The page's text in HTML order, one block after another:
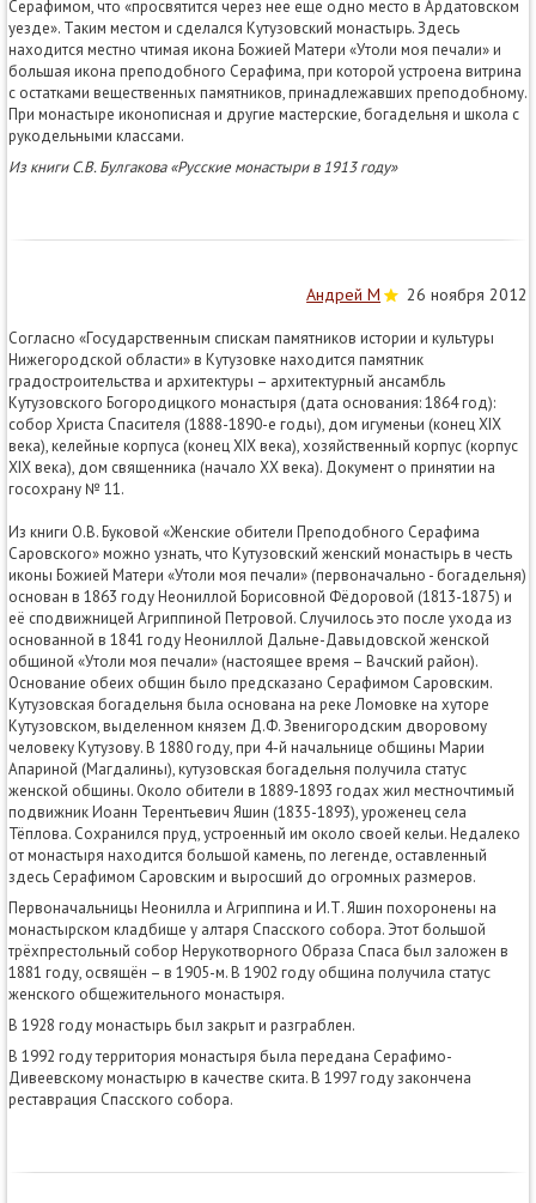
Серафимом, что «просвятится через нее еще одно место в Ардатовском
уезде». Таким местом и сделался Кутузовский монастырь. Здесь
находится местно чтимая икона Божией Матери «Утоли моя печали» и
большая икона преподобного Серафима, при которой устроена витрина
с остатками вещественных памятников, принадлежавших преподобному.
При монастыре иконописная и другие мастерские, богадельня и школа с
рукодельными классами.
Из книги С.В. Булгакова «Русские монастыри в 1913 году»
Андрей М 26 ноября 2012
Согласно «Государственным спискам памятников истории и культуры
Нижегородской области» в Кутузовке находится памятник
градостроительства и архитектуры – архитектурный ансамбль
Кутузовского Богородицкого монастыря (дата основания: 1864 год):
собор Христа Спасителя (1888-1890-е годы), дом игуменьи (конец XIX
века), келейные корпуса (конец XIX века), хозяйственный корпус (корпус
XIX века), дом священника (начало XX века). Документ о принятии на
госохрану № 11.
Из книги О.В. Буковой «Женские обители Преподобного Серафима
Саровского» можно узнать, что Кутузовский женский монастырь в честь
иконы Божией Матери «Утоли моя печали» (первоначально - богадельня)
основан в 1863 году Неониллой Борисовной Фёдоровой (1813-1875) и
её сподвижницей Агриппиной Петровой. Случилось это после ухода из
основанной в 1841 году Неониллой Дальне-Давыдовской женской
общиной «Утоли моя печали» (настоящее время – Вачский район).
Основание обеих общин было предсказано Серафимом Саровским.
Кутузовская богадельня была основана на реке Ломовке на хуторе
Кутузовском, выделенном князем Д.Ф. Звенигородским дворовому
человеку Кутузову. В 1880 году, при 4-й начальнице общины Марии
Апариной (Магдалины), кутузовская богадельня получила статус
женской общины. Около обители в 1889-1893 годах жил местночтимый
подвижник Иоанн Терентьевич Яшин (1835-1893), уроженец села
Тёплова. Сохранился пруд, устроенный им около своей кельи. Недалеко
от монастыря находится большой камень, по легенде, оставленный
здесь Серафимом Саровским и выросший до огромных размеров.
Первоначальницы Неонилла и Агриппина и И.Т. Яшин похоронены на
монастырском кладбище у алтаря Спасского собора. Этот большой
трёхпрестольный собор Нерукотворного Образа Спаса был заложен в
1881 году, освящён – в 1905-м. В 1902 году община получила статус
женского общежительного монастыря.
В 1928 году монастырь был закрыт и разграблен.
В 1992 году территория монастыря была передана Серафимо-
Дивеевскому монастырю в качестве скита. В 1997 году закончена
реставрация Спасского собора.